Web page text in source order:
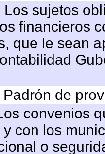
Los sujetos
financieros
que le sean
de
convenios
con los
o